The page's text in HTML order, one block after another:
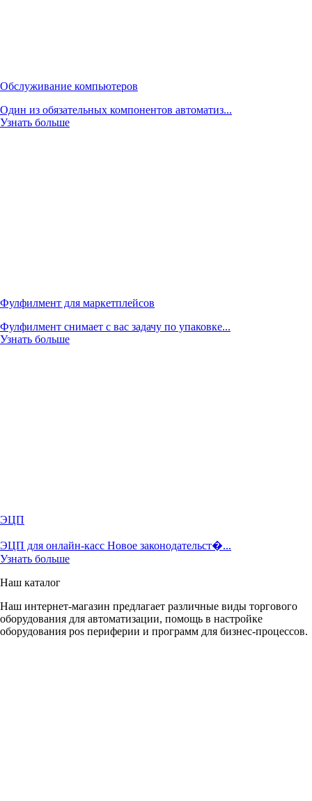
Обслуживание компьютеров
Один из обязательных компонентов автоматиз...
Узнать больше
Фулфилмент для маркетплейсов
Фулфилмент снимает с вас задачу по упаковке...
Узнать больше
ЭЦП
ЭЦП для онлайн-касс Новое законодательст�...
Узнать больше
Наш каталог
Наш интернет-магазин предлагает различные виды торгового
оборудования для автоматизации, помощь в настройке
оборудования pos периферии и программ для бизнес-процессов.